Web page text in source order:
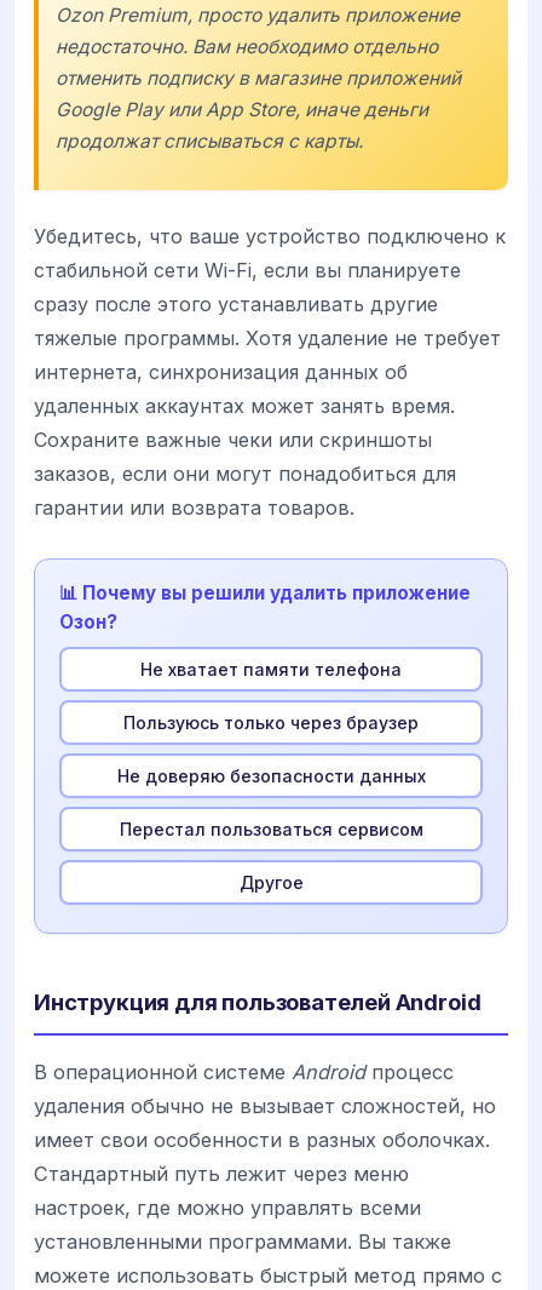
Ozon Premium, просто удалить приложение
недостаточно. Вам необходимо отдельно
отменить подписку в магазине приложений
Google Play или App Store, иначе деньги
продолжат списываться с карты.
Убедитесь, что ваше устройство подключено к
стабильной сети Wi-Fi, если вы планируете
сразу после этого устанавливать другие
тяжелые программы. Хотя удаление не требует
интернета, синхронизация данных об
удаленных аккаунтах может занять время.
Сохраните важные чеки или скриншоты
заказов, если они могут понадобиться для
гарантии или возврата товаров.
📊 Почему вы решили удалить приложение
Озон?
Не хватает памяти телефона
Пользуюсь только через браузер
Не доверяю безопасности данных
Перестал пользоваться сервисом
Другое
Инструкция для пользователей Android
В операционной системе Androidпроцесс
удаления обычно не вызывает сложностей, но
имеет свои особенности в разных оболочках.
Стандартный путь лежит через меню
настроек, где можно управлять всеми
установленными программами. Вы также
можете использовать быстрый метод прямо с